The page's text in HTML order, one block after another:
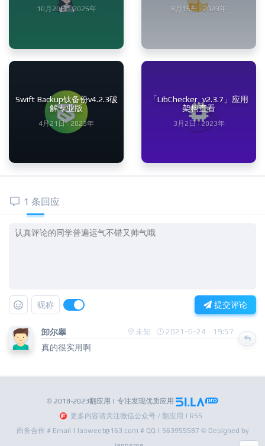
10月20日 · 2025年 8月15日 · 2023年
Swift Backup钛备份v4.2.3破
解专业版
4月21日 · 2023年
「LibChecker_v2.3.7」应用
架构查看
3月2日 · 2023年
1 条回应
昵称 提交评论
卸尔睾 未知 2021-6-24 · 19:57
真的很实用啊
© 2018-2023翻应用 | 专注发现优质应用
更多内容请关注微信公众号 / 翻应用 | RSS
商务合作 # Email | lasweet@163.com # QQ | 563955587 © Designed by